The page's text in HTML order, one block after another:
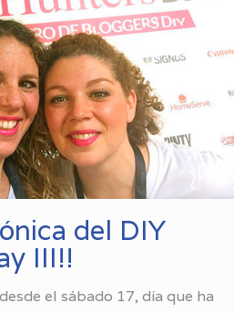
del DIY
III!!
el sábado 17, día que ha